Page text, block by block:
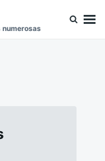
numerosas